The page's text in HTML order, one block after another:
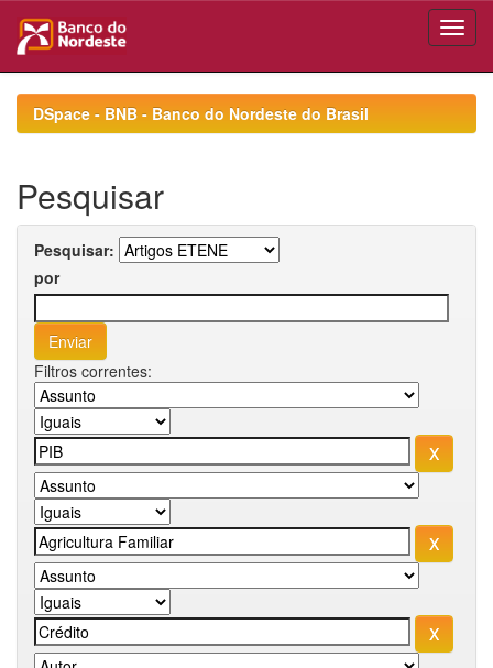
navigationDSpace - BNB - Banco do Nordeste do Brasil
Pesquisar
Pesquisar:
por
Filtros correntes: